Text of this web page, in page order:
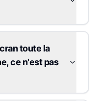
toute la
ce n'est pas